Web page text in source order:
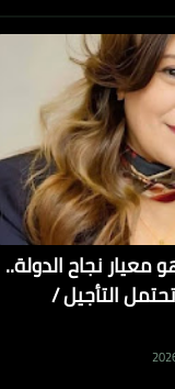
معيار نجاح الدولة..
التأجيل /